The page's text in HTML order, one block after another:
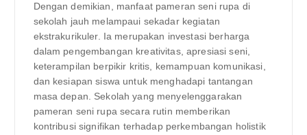
Dengan demikian, manfaat pameran seni rupa di
sekolah jauh melampaui sekadar kegiatan
ekstrakurikuler. Ia merupakan investasi berharga
dalam pengembangan kreativitas, apresiasi seni,
keterampilan berpikir kritis, kemampuan komunikasi,
dan kesiapan siswa untuk menghadapi tantangan
masa depan. Sekolah yang menyelenggarakan
pameran seni rupa secara rutin memberikan
kontribusi signifikan terhadap perkembangan holistik